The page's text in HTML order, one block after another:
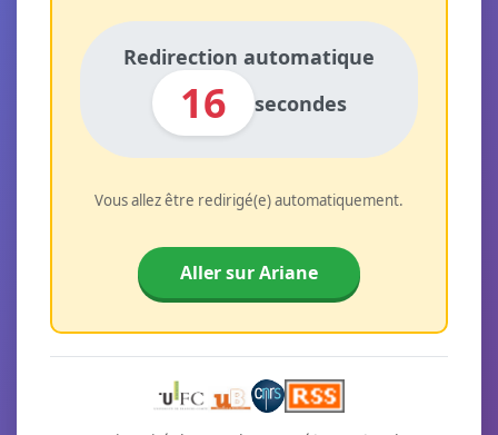
Redirection automatique
16 secondes
Vous allez être redirigé(e) automatiquement.
Aller sur Ariane